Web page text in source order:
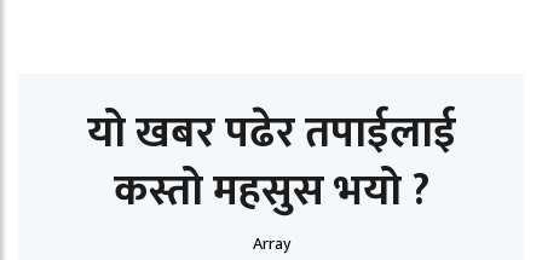
यो खबर पढेर तपाईलाई
कस्तो महसुस भयो ?
Array